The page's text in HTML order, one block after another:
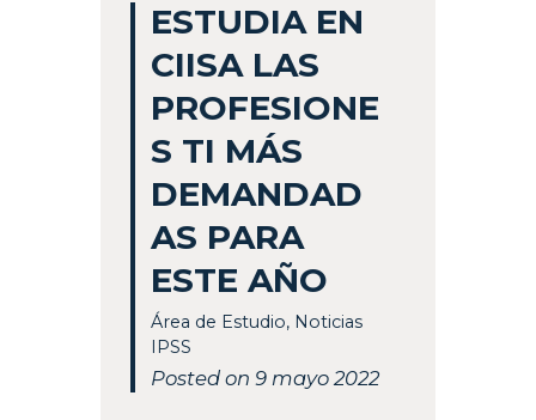
ESTUDIA EN
CIISA LAS
PROFESIONE
S TI MÁS
DEMANDAD
AS PARA
ESTE AÑO
Área de Estudio, Noticias
IPSS
Posted on 9 mayo 2022